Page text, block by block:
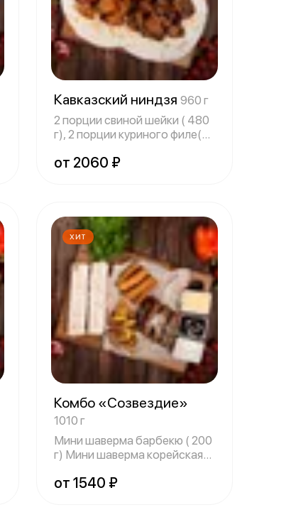
Кавказский ниндзя 960 г
2 порции свиной шейки ( 480
г), 2 порции куриного филе(
от 2060 ₽
ХИТ
Комбо «Созвездие»
1010 г
Мини шаверма барбекю ( 200
г) Мини шаверма корейская
от 1540 ₽